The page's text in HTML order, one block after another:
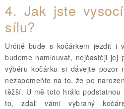
4. Jak jste
sílu?
Určitě bude s kočárkem jezdit i
budeme namlouvat, nejčastěji jej
výběru kočárku si dávejte pozor
nezapomeňte na to, že po
těžší. U mě toto hrálo
to, zdali vámi vybraný